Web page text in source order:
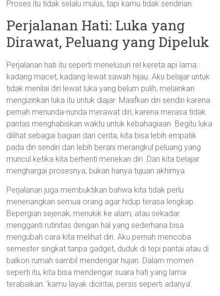
Proses itu tidak selalu mulus, tapi kamu tidak sendirian.
Perjalanan Hati: Luka yang
Dirawat, Peluang yang Dipeluk
Perjalanan hati itu seperti menelusuri rel kereta api lama:
kadang macet, kadang lewat sawah hijau. Aku belajar untuk
tidak menilai diri lewat luka yang belum pulih, melainkan
mengizinkan luka itu untuk diajar. Maafkan diri sendiri karena
pernah menunda-nunda merawat diri, karena merasa tidak
pantas menghabiskan waktu untuk kebahagiaan. Begitu luka
dilihat sebagai bagian dari cerita, kita bisa lebih empatik
pada diri sendiri dan lebih berani merangkul peluang yang
muncul ketika kita berhenti menekan diri. Dan kita belajar
menghargai prosesnya, bukan hanya tujuan akhirnya.
Perjalanan juga membuktikan bahwa kita tidak perlu
menenangkan semua orang agar hidup terasa lengkap.
Bepergian sejenak, menukik ke alam, atau sekadar
mengganti rutinitas dengan hal yang sederhana bisa
mengubah cara kita melihat diri. Aku pernah mencoba
semester singkat tanpa gadget, duduk di tepi pantai atau di
balkon rumah sambil mendengar hujan. Dalam momen
seperti itu, kita bisa mendengar suara hati yang lama
terabaikan: ‘kamu layak dicintai, persis seperti adanya’.